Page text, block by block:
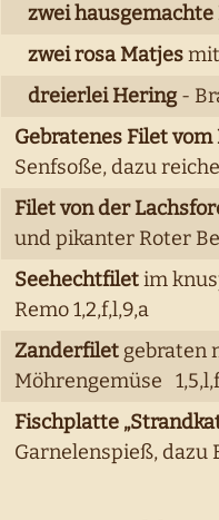
zwei
zwei rosa Matjes
dreierlei Hering -
Gebratenes Filet vom
Senfsoße, dazu
Filet von der
und pikanter Roter
Seehechtfiletim
Remo 1,2,f,l,9,a
Zanderfilet gebraten
Möhrengemüse
Fischplatte
Garnelenspieß, dazu